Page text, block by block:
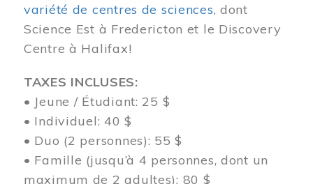
variété de centres de sciences, dont
Science Est à Fredericton et le Discovery
Centre à Halifax!
TAXES INCLUSES:
• Jeune / Étudiant: 25 $
• Individuel: 40 $
• Duo (2 personnes): 55 $
• Famille (jusqu’à 4 personnes, dont un
maximum de 2 adultes): 80 $